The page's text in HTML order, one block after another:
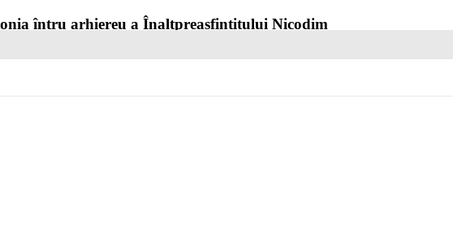
întru arhiereu a Înaltpreasfințitului Nicodim